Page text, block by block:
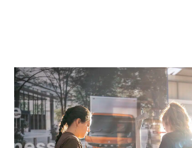
POSTLEITZAHL